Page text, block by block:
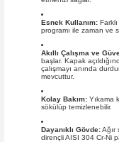
Esnek Kullanım:
programı ile zaman ve
Akıllı Çalışma ve
başlar. Kapak
çalışmayı anında
mevcuttur.
Kolay Bakım: Yıkama
sökülüp temizlenebilir.
Dayanıklı Gövde:Ağır
dirençli AISI 304 Cr-Ni